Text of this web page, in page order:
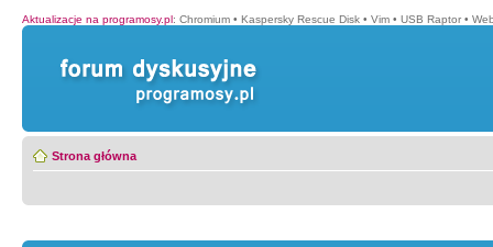
Aktualizacje na programosy.pl: Chromium • Kaspersky Rescue Disk • Vim • USB Raptor •
Strona główna